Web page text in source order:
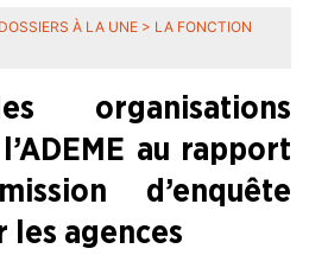
DOSSIERS À LA UNE > LA FONCTION
organisations
au rapport
d’enquête
les agences